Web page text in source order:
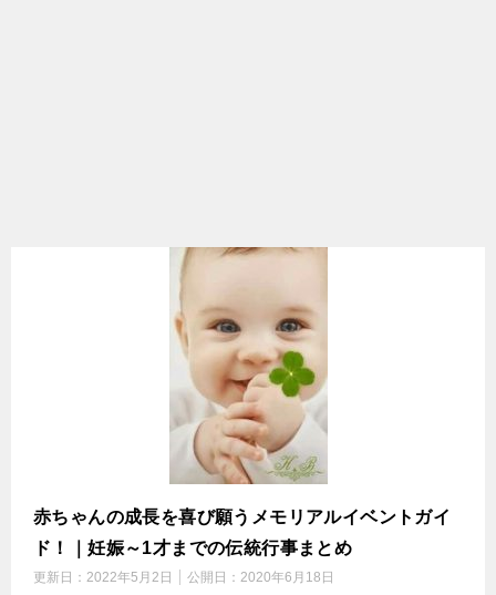
赤ちゃんの成長を喜び願うメモリアルイベントガイ
ド！｜妊娠～1才までの伝統行事まとめ
更新日： 2022年5月2日 公開日： 2020年6月18日